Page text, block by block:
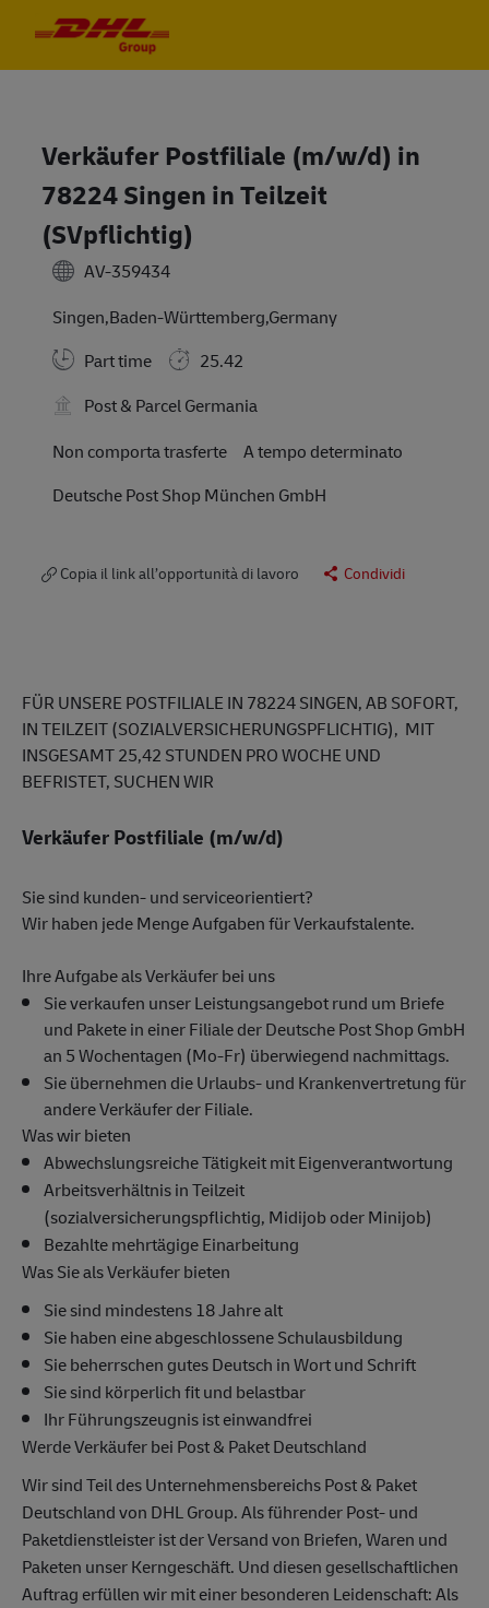
Verkäufer Postfiliale (m/w/d) in
78224 Singen in Teilzeit
(SVpflichtig)
AV-359434
Singen,Baden-Württemberg,Germany
Part time
25.42
Post & Parcel Germania
Travel Required
Non comporta trasferte
A tempo determinato
Deutsche Post Shop München GmbH
Copia il link all’opportunità di lavoro Condividi
FÜR UNSERE POSTFILIALE IN 78224 SINGEN, AB SOFORT,
IN TEILZEIT (SOZIALVERSICHERUNGSPFLICHTIG), MIT
INSGESAMT 25,42 STUNDEN PRO WOCHE UND
BEFRISTET, SUCHEN WIR
Verkäufer Postfiliale (m/w/d)
Sie sind kunden- und serviceorientiert?
Wir haben jede Menge Aufgaben für Verkaufstalente.
Ihre Aufgabe als Verkäufer bei uns
Sie verkaufen unser Leistungsangebot rund um Briefe
und Pakete in einer Filiale der Deutsche Post Shop GmbH
an 5 Wochentagen (Mo-Fr) überwiegend nachmittags.
Sie übernehmen die Urlaubs- und Krankenvertretung für
andere Verkäufer der Filiale.
Was wir bieten
Abwechslungsreiche Tätigkeit mit Eigenverantwortung
Arbeitsverhältnis in Teilzeit
(sozialversicherungspflichtig, Midijob oder Minijob)
Bezahlte mehrtägige Einarbeitung
Was Sie als Verkäufer bieten
Sie sind mindestens 18 Jahre alt
Sie haben eine abgeschlossene Schulausbildung
Sie beherrschen gutes Deutsch in Wort und Schrift
Sie sind körperlich fit und belastbar
Ihr Führungszeugnis ist einwandfrei
Werde Verkäufer bei Post & Paket Deutschland
Wir sind Teil des Unternehmensbereichs Post & Paket
Deutschland von DHL Group. Als führender Post- und
Paketdienstleister ist der Versand von Briefen, Waren und
Paketen unser Kerngeschäft. Und diesen gesellschaftlichen
Auftrag erfüllen wir mit einer besonderen Leidenschaft: Als